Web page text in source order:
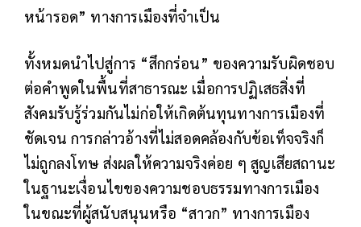
หน้ารอด” ทางการเมืองที่จำเป็น
ทั้งหมดนำไปสู่การ “สึกกร่อน” ของความรับผิดชอบ
ต่อคำพูดในพื้นที่สาธารณะ เมื่อการปฏิเสธสิ่งที่
สังคมรับรู้ร่วมกันไม่ก่อให้เกิดต้นทุนทางการเมืองที่
ชัดเจน การกล่าวอ้างที่ไม่สอดคล้องกับข้อเท็จจริงก็
ไม่ถูกลงโทษ ส่งผลให้ความจริงค่อย ๆ สูญเสียสถานะ
ในฐานะเงื่อนไขของความชอบธรรมทางการเมือง
ในขณะที่ผู้สนับสนุนหรือ “สาวก” ทางการเมือง